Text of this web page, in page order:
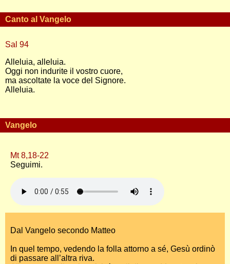
Canto al Vangelo
Sal 94
Alleluia, alleluia.
Oggi non indurite il vostro cuore,
ma ascoltate la voce del Signore.
Alleluia.
Vangelo
Mt 8,18-22
Seguimi.
Dal Vangelo secondo Matteo
In quel tempo, vedendo la folla attorno a sé, Gesù ordinò
di passare all’altra riva.